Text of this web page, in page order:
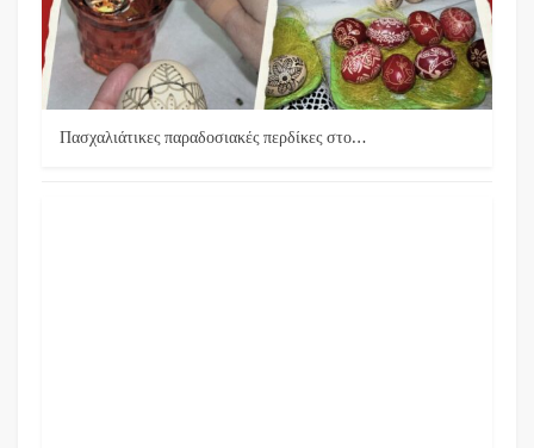
Πασχαλιάτικες παραδοσιακές περδίκες στο…